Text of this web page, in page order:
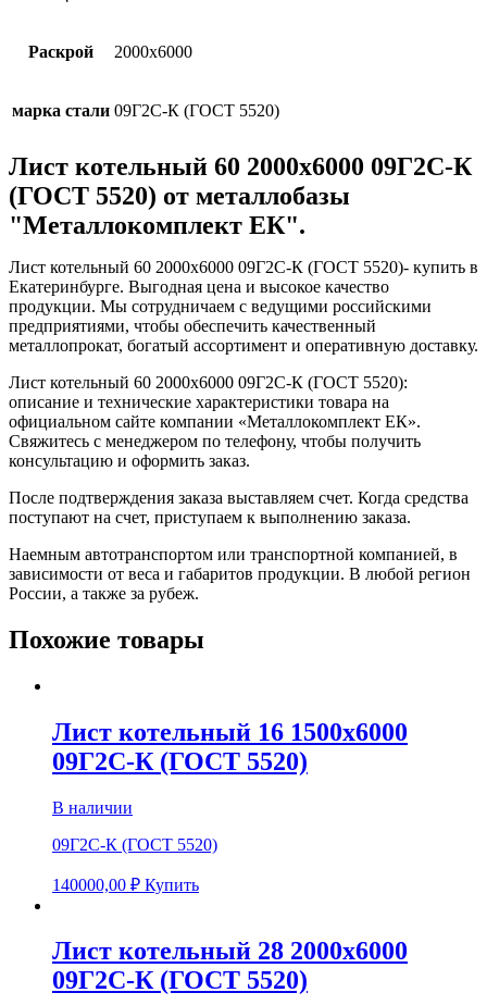
Раскрой 2000х6000
марка стали 09Г2С-К (ГОСТ 5520)
Лист котельный 60 2000х6000 09Г2С-К
(ГОСТ 5520) от металлобазы
"Металлокомплект ЕК".
Лист котельный 60 2000х6000 09Г2С-К (ГОСТ 5520)- купить в
Екатеринбурге. Выгодная цена и высокое качество
продукции. Мы сотрудничаем с ведущими российскими
предприятиями, чтобы обеспечить качественный
металлопрокат, богатый ассортимент и оперативную доставку.
Лист котельный 60 2000х6000 09Г2С-К (ГОСТ 5520):
описание и технические характеристики товара на
официальном сайте компании «Металлокомплект ЕК».
Свяжитесь с менеджером по телефону, чтобы получить
консультацию и оформить заказ.
После подтверждения заказа выставляем счет. Когда средства
поступают на счет, приступаем к выполнению заказа.
Наемным автотранспортом или транспортной компанией, в
зависимости от веса и габаритов продукции. В любой регион
России, а также за рубеж.
Похожие товары
Лист котельный 16 1500х6000
09Г2С-К (ГОСТ 5520)
В наличии
09Г2С-К (ГОСТ 5520)
140000,00 ₽ Купить
Лист котельный 28 2000х6000
09Г2С-К (ГОСТ 5520)